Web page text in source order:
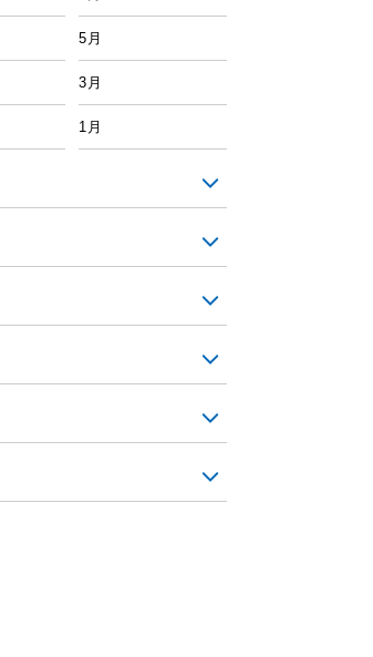
5月
3月
1月